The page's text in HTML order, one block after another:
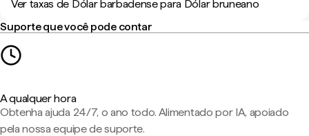
Ver taxas de Dólar barbadense para Dólar bruneano
Suporte que você pode contar
A qualquer hora
Obtenha ajuda 24/7, o ano todo. Alimentado por IA, apoiado
pela nossa equipe de suporte.